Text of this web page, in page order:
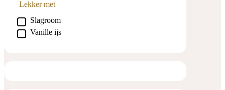
Lekker met
▢
Slagroom
▢
Vanille ijs